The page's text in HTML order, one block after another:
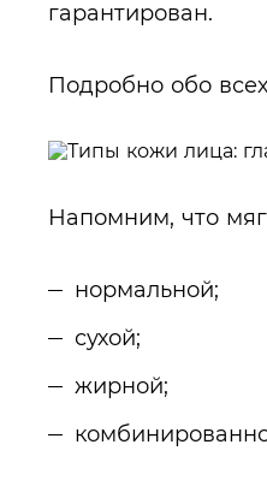
гарантирован.
Подробно обо
Напомним, что
нормальной;
сухой;
жирной;